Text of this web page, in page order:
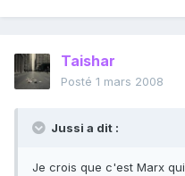
Taishar
Posté 1 mars 2008
Jussi a dit :
Je crois que c'est Marx